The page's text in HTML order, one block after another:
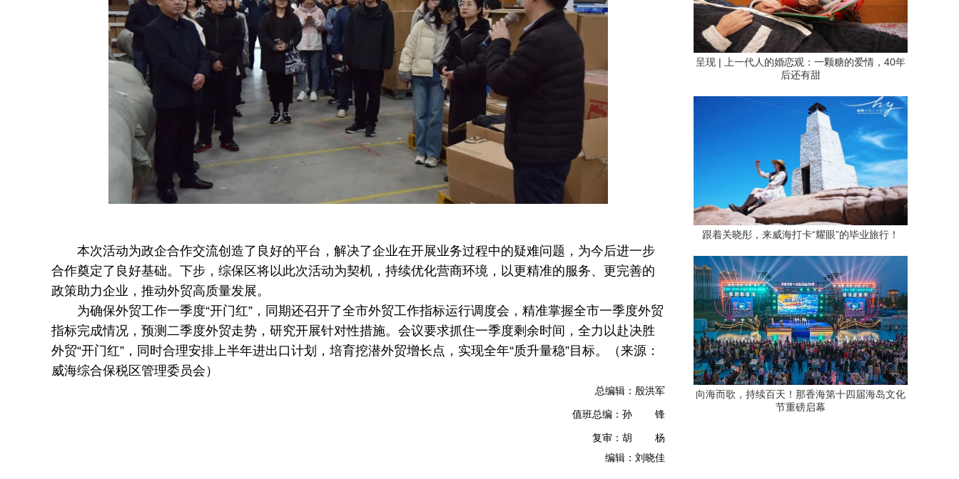
本次活动为政企合作交流创造了良好的平台，解决了企业在开展业务过程中的疑难问题，为今后进一步
合作奠定了良好基础。下步，综保区将以此次活动为契机，持续优化营商环境，以更精准的服务、更完善的
政策助力企业，推动外贸高质量发展。
为确保外贸工作一季度“开门红”，同期还召开了全市外贸工作指标运行调度会，精准掌握全市一季度外贸
指标完成情况，预测二季度外贸走势，研究开展针对性措施。会议要求抓住一季度剩余时间，全力以赴决胜
外贸“开门红”，同时合理安排上半年进出口计划，培育挖潜外贸增长点，实现全年“质升量稳”目标。（来源：
威海综合保税区管理委员会）
总编辑：殷洪军
值班总编：孙 锋
复审：胡
杨
编辑：刘晓佳
呈现 | 上一代人的婚恋观：一颗糖的爱情，40年
后还有甜
跟着关晓彤，来威海打卡“耀眼”的毕业旅行！
向海而歌，持续百天！那香海第十四届海岛文化
节重磅启幕